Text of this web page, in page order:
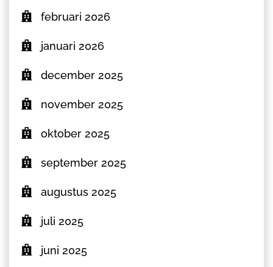
februari 2026
januari 2026
december 2025
november 2025
oktober 2025
september 2025
augustus 2025
juli 2025
juni 2025